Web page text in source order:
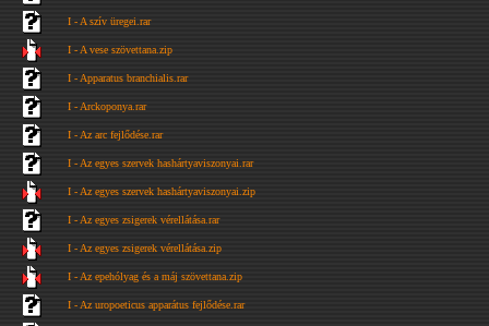
I - A szív üregei.rar
I - A vese szövettana.zip
I - Apparatus branchialis.rar
I - Arckoponya.rar
I - Az arc fejlődése.rar
I - Az egyes szervek hashártyaviszonyai.rar
I - Az egyes szervek hashártyaviszonyai.zip
I - Az egyes zsigerek vérellátása.rar
I - Az egyes zsigerek vérellátása.zip
I - Az epehólyag és a máj szövettana.zip
I - Az uropoeticus apparátus fejlődése.rar